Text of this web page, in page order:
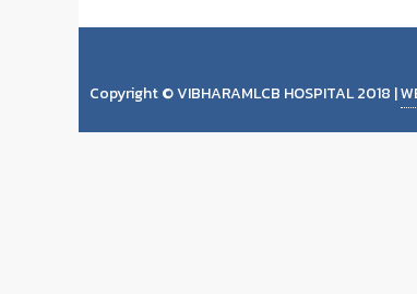
Copyright © VIBHARAMLCB HOSPITAL 2018 |